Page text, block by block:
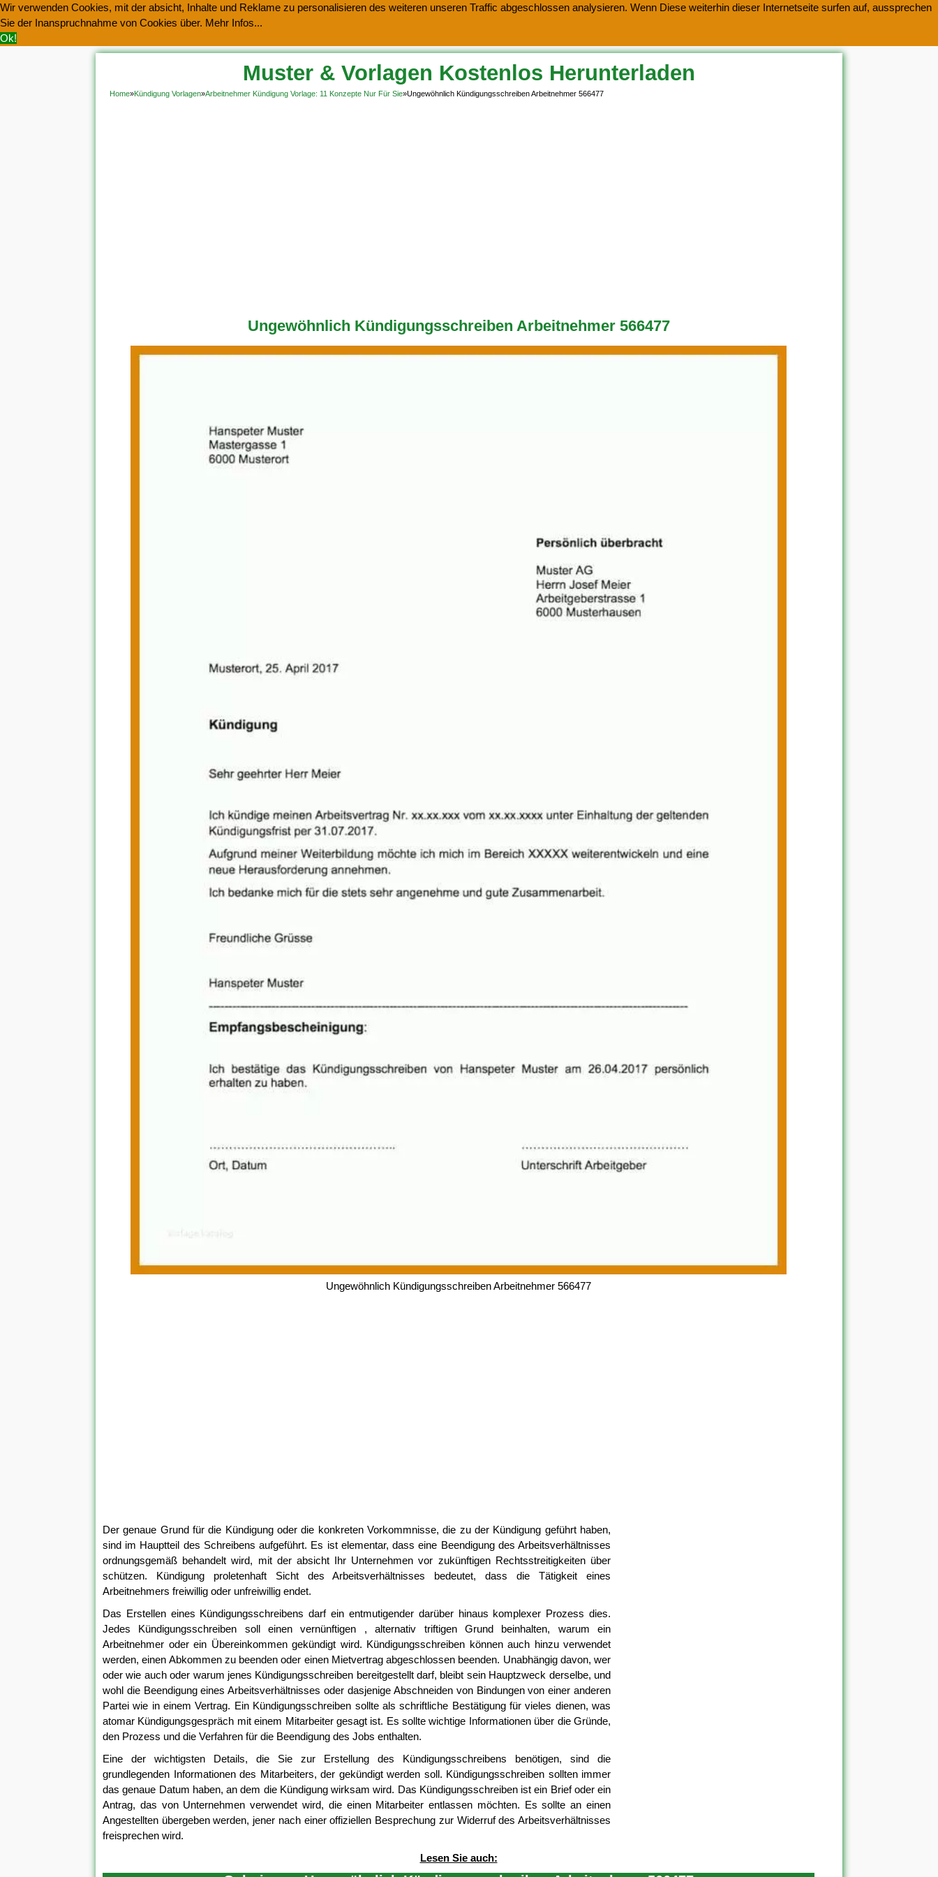
Wir verwenden Cookies, mit der absicht, Inhalte und Reklame zu personalisieren des weiteren unseren Traffic abgeschlossen analysieren. Wenn Diese weiterhin dieser Internetseite surfen auf, aussprechen
Sie der Inanspruchnahme von Cookies über. Mehr Infos...
Ok!
Muster & Vorlagen Kostenlos Herunterladen
Home»Kündigung Vorlagen»Arbeitnehmer Kündigung Vorlage: 11 Konzepte Nur Für Sie»Ungewöhnlich Kündigungsschreiben Arbeitnehmer 566477
Ungewöhnlich Kündigungsschreiben Arbeitnehmer 566477
Ungewöhnlich Kündigungsschreiben Arbeitnehmer 566477
Der genaue Grund für die Kündigung oder die konkreten Vorkommnisse, die zu der Kündigung geführt haben,
sind im Hauptteil des Schreibens aufgeführt. Es ist elementar, dass eine Beendigung des Arbeitsverhältnisses
ordnungsgemäß behandelt wird, mit der absicht Ihr Unternehmen vor zukünftigen Rechtsstreitigkeiten über
schützen. Kündigung proletenhaft Sicht des Arbeitsverhältnisses bedeutet, dass die Tätigkeit eines
Arbeitnehmers freiwillig oder unfreiwillig endet.
Das Erstellen eines Kündigungsschreibens darf ein entmutigender darüber hinaus komplexer Prozess dies.
Jedes Kündigungsschreiben soll einen vernünftigen , alternativ triftigen Grund beinhalten, warum ein
Arbeitnehmer oder ein Übereinkommen gekündigt wird. Kündigungsschreiben können auch hinzu verwendet
werden, einen Abkommen zu beenden oder einen Mietvertrag abgeschlossen beenden. Unabhängig davon, wer
oder wie auch oder warum jenes Kündigungsschreiben bereitgestellt darf, bleibt sein Hauptzweck derselbe, und
wohl die Beendigung eines Arbeitsverhältnisses oder dasjenige Abschneiden von Bindungen von einer anderen
Partei wie in einem Vertrag. Ein Kündigungsschreiben sollte als schriftliche Bestätigung für vieles dienen, was
atomar Kündigungsgespräch mit einem Mitarbeiter gesagt ist. Es sollte wichtige Informationen über die Gründe,
den Prozess und die Verfahren für die Beendigung des Jobs enthalten.
Eine der wichtigsten Details, die Sie zur Erstellung des Kündigungsschreibens benötigen, sind die
grundlegenden Informationen des Mitarbeiters, der gekündigt werden soll. Kündigungsschreiben sollten immer
das genaue Datum haben, an dem die Kündigung wirksam wird. Das Kündigungsschreiben ist ein Brief oder ein
Antrag, das von Unternehmen verwendet wird, die einen Mitarbeiter entlassen möchten. Es sollte an einen
Angestellten übergeben werden, jener nach einer offiziellen Besprechung zur Widerruf des Arbeitsverhältnisses
freisprechen wird.
Lesen Sie auch: